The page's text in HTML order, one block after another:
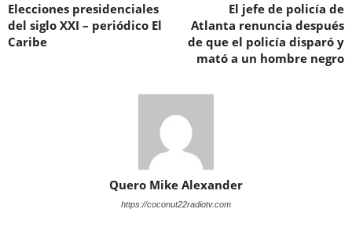
Elecciones presidenciales
del siglo XXI – periódico El
Caribe
El jefe de policía de
Atlanta renuncia después
de que el policía disparó y
mató a un hombre negro
Quero Mike Alexander
https://coconut22radiotv.com